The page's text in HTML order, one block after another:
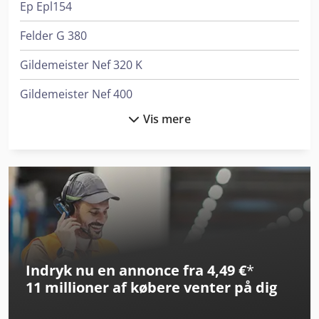
Ep Epl154
Felder G 380
Gildemeister Nef 320 K
Gildemeister Nef 400
Krone Bdf
Linde Reach Truck
Linde Reachstacker
Man L 2000
Mercedes-Benz Citaro
Vis mere
Indryk nu en annonce fra 4,49 €*
11 millioner af købere venter på dig